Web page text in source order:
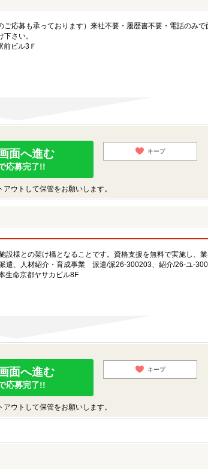
ご応募も承っております）来社不要・履歴書不要・電話のみで
さい。
前ビル3Ｆ
面へ進む
応募完了!!
キープ
ウトして保管をお願いします。
設様との架け橋となることです。資格支援を無料で実施し、
遣、人材紹介・育成事業 派遣/派26-300203、紹介/26-ユ-
生命京都ヤサカビル8F
面へ進む
応募完了!!
キープ
ウトして保管をお願いします。